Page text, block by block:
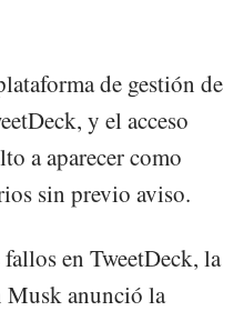
de gestión de
y el acceso
a aparecer como
sin previo aviso.
en TweetDeck, la
Musk anunció la